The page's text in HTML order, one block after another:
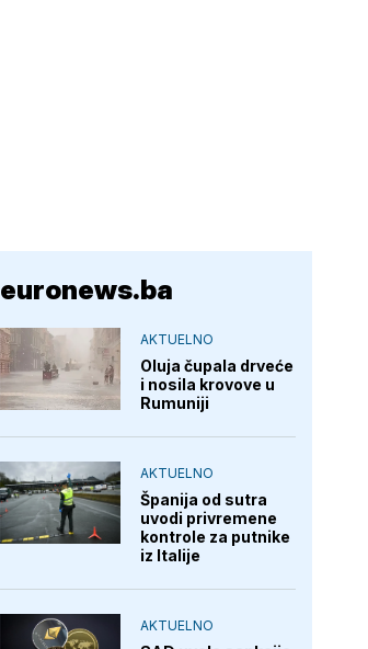
euronews.ba
AKTUELNO
Oluja čupala drveće
i nosila krovove u
Rumuniji
AKTUELNO
Španija od sutra
uvodi privremene
kontrole za putnike
iz Italije
AKTUELNO